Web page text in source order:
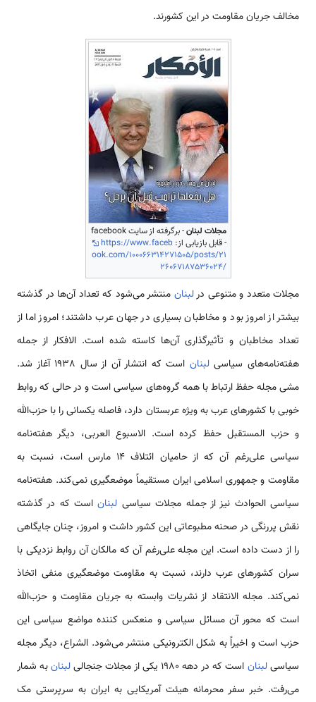
مخالف جریان مقاومت در این کشورند.
مجلات لبنان
- برگرفته از سایت facebook
- قابل بازیابی از:https://www.faceb
ook.com/100066314271505/posts/21
26067187536024/
مجلات متعدد و متنوعی درلبنان منتشر می‌شود که تعداد آن‌ها در گذشته
بیشتر از امروز بود و مخاطبان بسیاری در جهان عرب داشتند؛ امروز اما از
تعداد مخاطبان و تأثیرگذاری آن‌ها کاسته شده است. الافکار از جمله
هفته‌نامه‌های سیاسیلبنان
است که انتشار آن از سال 1938 آغاز شد.
مشی مجله حفظ ارتباط با همه گروه‌های سیاسی است و در حالی که روابط
خوبی با کشورهای عرب به ویژه عربستان دارد، فاصله یکسانی را با حزب‌الله
و حزب المستقبل حفظ کرده است. الاسبوع العربی، دیگر هفته‌نامه
سیاسی علی‌رغم آن که از حامیان ائتلاف 14 مارس است، نسبت به
مقاومت و جمهوری اسلامی ایران مستقیماً موضعگیری نمی‌کند. هفته‌نامه
سیاسی الحوادث نیز از جمله مجلات سیاسی لبناناست که در گذشته
نقش پررنگی در صحنه مطبوعاتی این کشور داشت و امروز، چنان جایگاهی
را از دست داده است. این مجله علی‌رغم آن که مالکان آن روابط نزدیکی با
سران کشورهای عرب دارند، نسبت به مقاومت موضعگیری منفی اتخاذ
نمی‌کند. مجله الانتقاد از نشریات وابسته به جریان مقاومت و حزب‌الله
است که محور آن مسائل سیاسی و منعکس کننده مواضع سیاسی این
حزب است و اخیراً به شکل الکترونیکی منتشر می‌شود. الشراع، دیگر مجله
سیاسیلبنان است که در دهه 1980 یکی از مجلات جنجالی لبنانبه شمار
می‌رفت. خبر سفر محرمانه هیئت آمریکایی به ایران به سرپرستی مک